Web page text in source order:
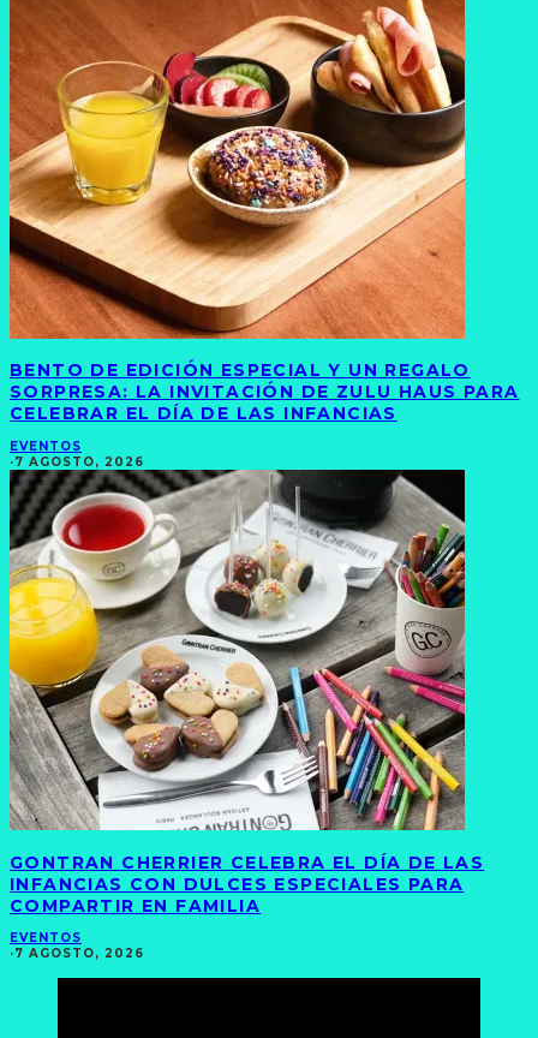
BENTO DE EDICIÓN ESPECIAL Y UN REGALO
SORPRESA: LA INVITACIÓN DE ZULU HAUS PARA
CELEBRAR EL DÍA DE LAS INFANCIAS
EVENTOS
·7 AGOSTO, 2026
GONTRAN CHERRIER CELEBRA EL DÍA DE LAS
INFANCIAS CON DULCES ESPECIALES PARA
COMPARTIR EN FAMILIA
EVENTOS
·7 AGOSTO, 2026